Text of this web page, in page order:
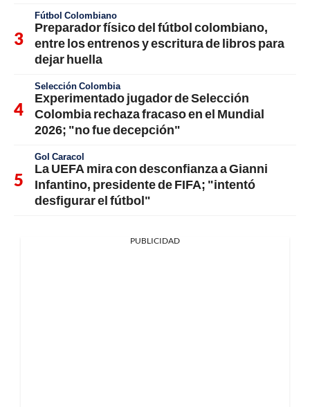
Fútbol Colombiano
Preparador físico del fútbol colombiano,
entre los entrenos y escritura de libros para
dejar huella
Selección Colombia
Experimentado jugador de Selección
Colombia rechaza fracaso en el Mundial
2026; "no fue decepción"
Gol Caracol
La UEFA mira con desconfianza a Gianni
Infantino, presidente de FIFA; "intentó
desfigurar el fútbol"
PUBLICIDAD